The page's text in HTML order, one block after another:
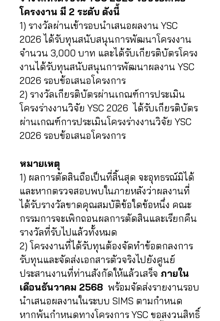
โครงงาน มี 2 ระดับ ดังนี้
1) รางวัลผ่านเข้ารอบนำเสนอผลงาน YSC
2026 ได้รับทุนสนับสนุนการพัฒนาโครงงาน
จำนวน 3,000 บาท และได้รับเกียรติบัตรโครง
งานได้รับทุนสนับสนุนการพัฒนาผลงาน YSC
2026 รอบข้อเสนอโครงการ
2) รางวัลเกียรติบัตรผ่านเกณฑ์การประเมิน
โครงร่างงานวิจัย YSC 2026 ได้รับเกียรติบัตร
ผ่านเกณฑ์การประเมินโครงร่างงานวิจัย YSC
2026 รอบข้อเสนอโครงการ
หมายเหตุ
1) ผลการตัดสินถือเป็นที่สิ้นสุด จะอุทธรณ์มิได้
และหากตรวจสอบพบในภายหลังว่าผลงานที่
ได้รับรางวัลขาดคุณสมบัติข้อใดข้อหนึ่ง คณะ
กรรมการจะเพิกถอนผลการตัดสินและเรียกคืน
รางวัลที่รับไปแล้วทั้งหมด
2) โครงงานที่ได้รับทุนต้องจัดทำข้อตกลงการ
รับทุนและจัดส่งเอกสารตัวจริงไปยังศูนย์
ประสานงานที่ท่านสังกัดให้แล้วเสร็จ ภายใน
เดือนธันวาคม 2568 พร้อมจัดส่งรายงานรอบ
นำเสนอผลงานในระบบ SIMS ตามกำหนด
หากพ้นกำหนดทางโครงการ YSC ขอสงวนสิทธิ์